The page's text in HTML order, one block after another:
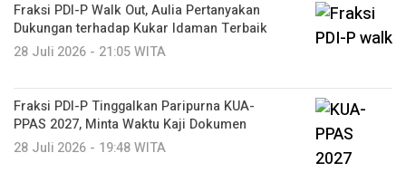
Fraksi PDI-P Walk Out, Aulia Pertanyakan
Dukungan terhadap Kukar Idaman Terbaik
28 Juli 2026 - 21:05 WITA
Fraksi PDI-P Tinggalkan Paripurna KUA-
PPAS 2027, Minta Waktu Kaji Dokumen
28 Juli 2026 - 19:48 WITA